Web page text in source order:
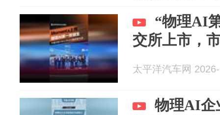
“物理AI
交所上市，
太平洋汽车网
物理AI企